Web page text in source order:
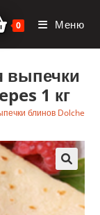
0 Меню
выпечки
1 кг
блинов Dolche
🔍